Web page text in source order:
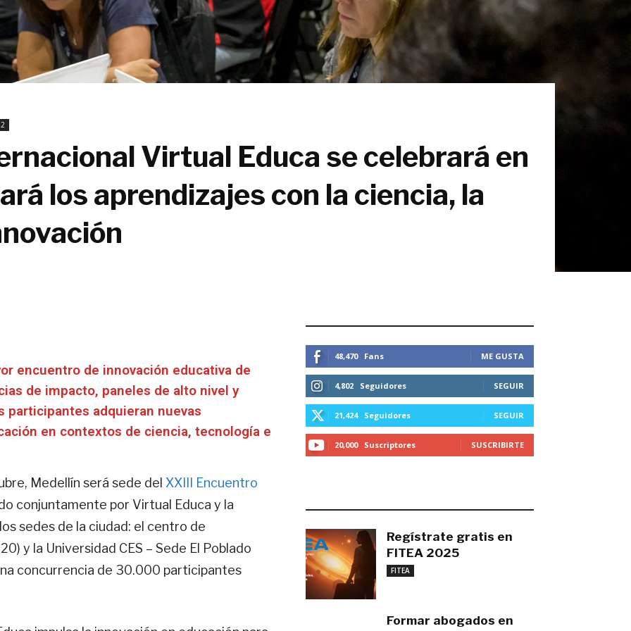
Virtual Educa se celebrará en
los aprendizajes con la ciencia, la
encuentro de innovación educativa de
de impacto, paneles de alto nivel y
participantes adquieran nuevas
en contextos de ciencia, tecnología e
Medellín será sede del XXIII Encuentro
conjuntamente por Virtual Educa y la
sedes de la ciudad: el centro de
y la Universidad CES – Sede El Poblado
concurrencia de 30.000 participantes
48,470 Fans ME GUSTA
4,802 Seguidores SEGUIR
21,424 Seguidores SEGUIR
20,000 Suscriptores SUSCRIBIRTE
Regístrate gratis en
FITEA 2025
FITEA
Formar abogados en